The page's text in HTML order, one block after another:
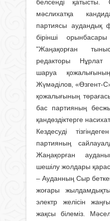
белсенді қатысты.
мәслихатқа
партиясы аудандық
бірінші
"Жаңақорған
редакторы
шаруа
Жүмәділов, «Өзгент-
қожалығының
бас партияның
қандөздіктерге
Кездесуді
партияның
Жаңақорған
шешілу жолдары
– Ауданның Сыр
жоғары
электр желісін
жақсы білеміз.